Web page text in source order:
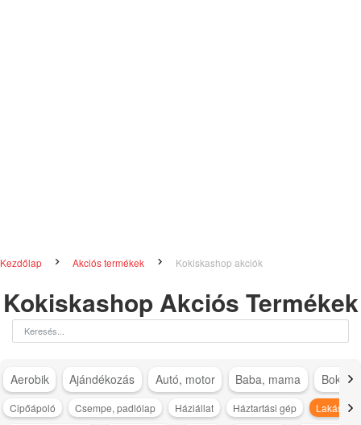
Kezdőlap Akciós termékek Kokiskashop akciók
Kokiskashop Akciós Termékek
Aerobik Ajándékozás Autó, motor Baba, mama
Cipőápoló Csempe, padlólap Háziállat Háztartási gép